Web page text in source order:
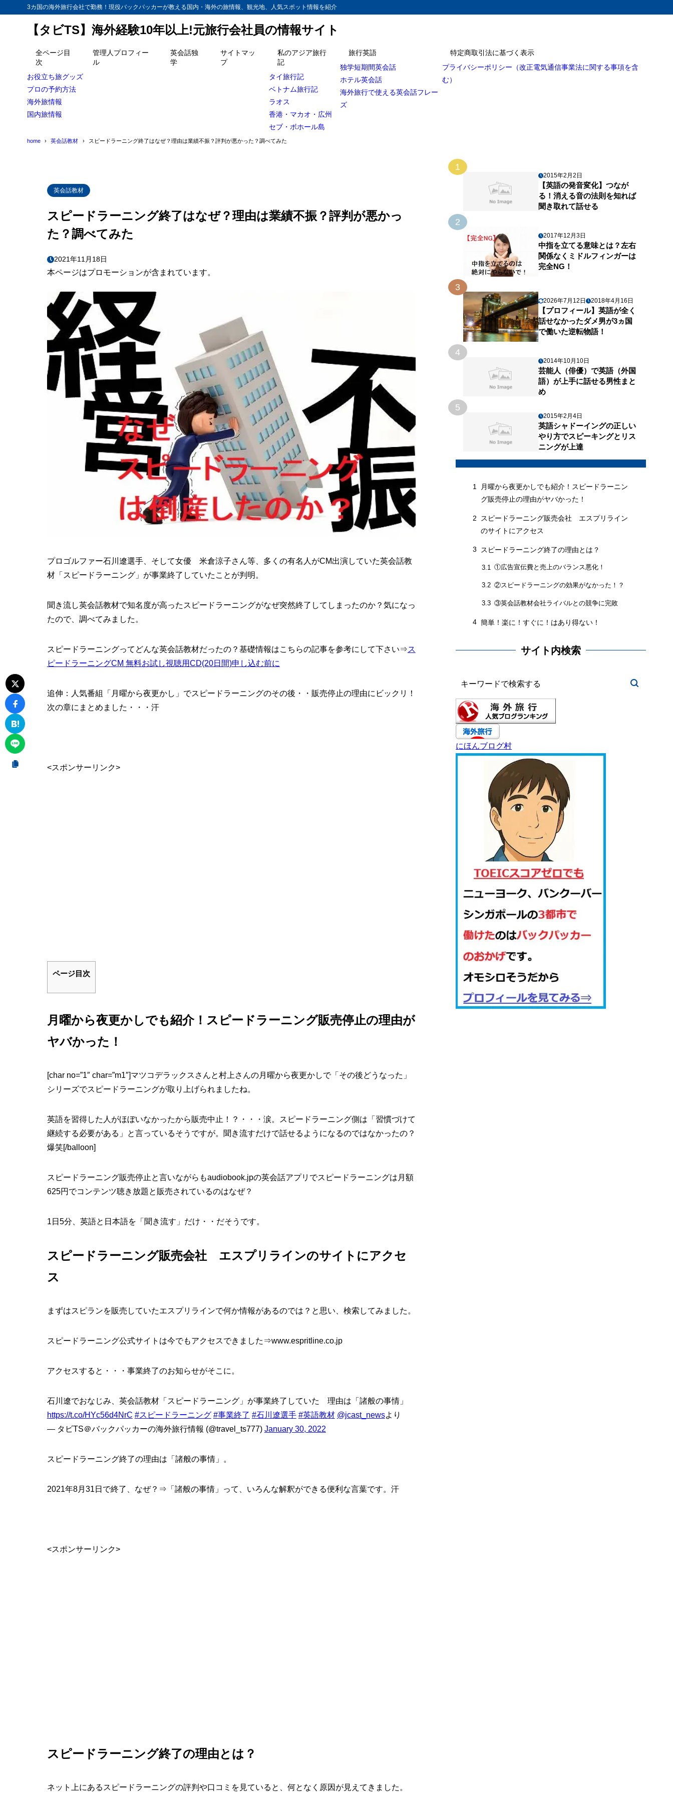
3カ国の海外旅行会社で勤務！現役バックパッカーが教える国内・海外の旅情報、観光地、人気スポット情報を紹介
【タビTS】海外経験10年以上!元旅行会社員の情報サイト
全ページ目
次
お役立ち旅グッズ
プロの予約方法
海外旅情報
国内旅情報
管理人プロフィー
ル
英会話独
学
サイトマッ
プ
私のアジア旅行
記
タイ旅行記
ベトナム旅行記
ラオス
香港・マカオ・広州
セブ・ボホール島
旅行英語
独学短期間英会話
ホテル英会話
海外旅行で使える英会話フレー
ズ
特定商取引法に基づく表示
プライバシーポリシー（改正電気通信事業法に関する事項を含
む）
home 英会話教材 スピードラーニング終了はなぜ？理由は業績不振？評判が悪かった？調べてみた
英会話教材
スピードラーニング終了はなぜ？理由は業績不振？評判が悪かっ
た？調べてみた
2021年11月18日
本ページはプロモーションが含まれています。
プロゴルファー石川遼選手、そして女優 米倉涼子さん等、多くの有名人がCM出演していた英会話教
材「スピードラーニング」が事業終了していたことが判明。
聞き流し英会話教材で知名度が高ったスピードラーニングがなぜ突然終了してしまったのか？気になっ
たので、調べてみました。
スピードラーニングってどんな英会話教材だったの？基礎情報はこちらの記事を参考にして下さい⇒ス
ピードラーニングCM 無料お試し視聴用CD(20日間)申し込む前に
追伸：人気番組「月曜から夜更かし」でスピードラーニングのその後・・販売停止の理由にビックリ！
次の章にまとめました・・・汗
<スポンサーリンク>
ページ目次
月曜から夜更かしでも紹介！スピードラーニング販売停止の理由が
ヤバかった！
[char no=”1″ char=”m1″]マツコデラックスさんと村上さんの月曜から夜更かしで「その後どうなった」
シリーズでスピードラーニングが取り上げられましたね。
英語を習得した人がほぼいなかったから販売中止！？・・・涙。スピードラーニング側は 「習慣づけて
継続する必要がある」
と言っているそうですが。聞き流すだけで話せるようになるのではなかったの？
爆笑[/balloon]
スピードラーニング販売停止と言いながらもaudiobook.jpの英会話アプリでスピードラーニングは月額
625円でコンテンツ聴き放題と販売されているのはなぜ？
1日5分、英語と日本語を「聞き流す」だけ・・だそうです。
スピードラーニング販売会社 エスプリラインのサイトにアクセ
ス
まずはスピランを販売していたエスプリラインで何か情報があるのでは？と思い、検索してみました。
スピードラーニング公式サイトは今でもアクセスできました⇒www.espritline.co.jp
アクセスすると・・・事業終了のお知らせがそこに。
石川遼でおなじみ、英会話教材「スピードラーニング」が事業終了していた 理由は「諸般の事情」
https://t.co/HYc56d4NrC #スピードラーニング #事業終了 #石川遼選手 #英語教材 @jcast_newsより
— タビTS＠バックパッカーの海外旅行情報 (@travel_ts777) January 30, 2022
スピードラーニング終了の理由は「諸般の事情」 。
2021年8月31日で終了、なぜ？⇒「諸般の事情」って、いろんな解釈ができる便利な言葉です。汗
<スポンサーリンク>
スピードラーニング終了の理由とは？
ネット上にあるスピードラーニングの評判や口コミを見ていると、何となく原因が見えてきました。
1
2015年2月2日
【英語の発音変化】つなが
る！消える音の法則を知れば
聞き取れて話せる
2
2017年12月3日
中指を立てる意味とは？左右
関係なくミドルフィンガーは
完全NG！
3
2026年7月12日 2018年4月16日
【プロフィール】英語が全く
話せなかったダメ男が3ヵ国
で働いた逆転物語！
4
2014年10月10日
芸能人（俳優）で英語（外国
語）が上手に話せる男性まと
め
5
2015年2月4日
英語シャドーイングの正しい
やり方でスピーキングとリス
ニングが上達
1
月曜から夜更かしでも紹介！スピードラーニン
グ販売停止の理由がヤバかった！
2
スピードラーニング販売会社 エスプリライン
のサイトにアクセス
3 スピードラーニング終了の理由とは？
3.1 ①広告宣伝費と売上のバランス悪化！
3.2 ②スピードラーニングの効果がなかった！？
3.3 ③英会話教材会社ライバルとの競争に完敗
4 簡単！楽に！すぐに！はあり得ない！
サイト内検索
にほんブログ村
目次
月曜から夜更かしでも紹介！スピードラーニング販売停止の理由がヤバかった！
スピードラーニング販売会社 エスプリラインのサイトにアクセス
①広告宣伝費と売上のバランス悪化！
3.2 ②スピードラーニングの効果がなかった！？